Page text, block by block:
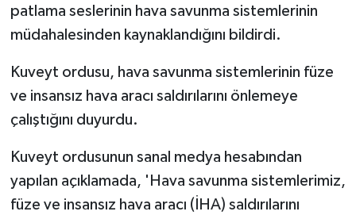
patlama seslerinin hava savunma sistemlerinin
müdahalesinden kaynaklandığını bildirdi.
Kuveyt ordusu, hava savunma sistemlerinin füze
ve insansız hava aracı saldırılarını önlemeye
çalıştığını duyurdu.
Kuveyt ordusunun sanal medya hesabından
yapılan açıklamada, 'Hava savunma sistemlerimiz,
füze ve insansız hava aracı (İHA) saldırılarını